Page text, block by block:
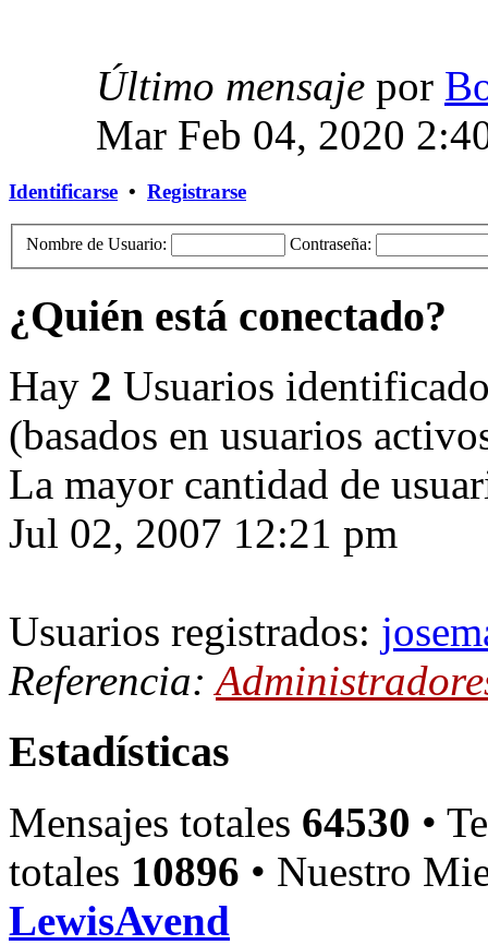
Último mensaje por
Mar Feb 04, 2020
Identificarse • Registrarse
Nombre de Usuario: Contraseña:
¿Quién está conectado?
Hay 2 Usuarios
(basados en usuarios
La mayor cantidad de
Jul 02, 2007 12:21 pm
Usuarios registrados:
Referencia:
Estadísticas
Mensajes totales 64530 •
totales 10896 • Nuestro
LewisAvend